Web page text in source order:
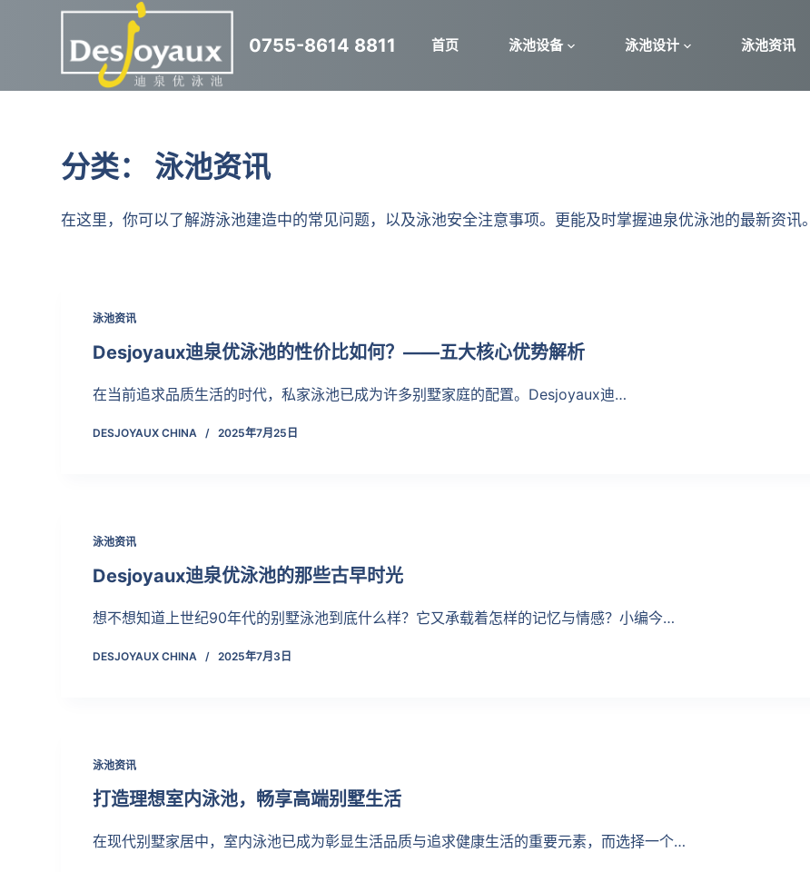
0755-8614 8811 首页 泳池设备 泳池设计 泳池资讯
分类： 泳池资讯
在这里，你可以了解游泳池建造中的常见问题，以及泳池安全注意事项。更能及时掌握迪泉优泳池的最新资讯。
泳池资讯
Desjoyaux迪泉优泳池的性价比如何？——五大核心优势解析
在当前追求品质生活的时代，私家泳池已成为许多别墅家庭的配置。Desjoyaux迪…
DESJOYAUX CHINA 2025年7月25日
泳池资讯
Desjoyaux迪泉优泳池的那些古早时光
想不想知道上世纪90年代的别墅泳池到底什么样？它又承载着怎样的记忆与情感？小编今…
DESJOYAUX CHINA 2025年7月3日
泳池资讯
打造理想室内泳池，畅享高端别墅生活
在现代别墅家居中，室内泳池已成为彰显生活品质与追求健康生活的重要元素，而选择一个…